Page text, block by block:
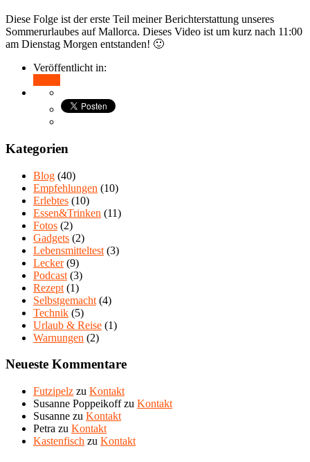
Diese Folge ist der erste Teil meiner Berichterstattung unseres
Sommerurlaubes auf Mallorca. Dieses Video ist um kurz nach 11:00
am Dienstag Morgen entstanden! 🙂
Veröffentlicht in:
Kategorien
Blog (40)
Empfehlungen (10)
Erlebtes (10)
Essen&Trinken (11)
Fotos (2)
Gadgets (2)
Lebensmitteltest (3)
Lecker(9)
Podcast (3)
Rezept (1)
Selbstgemacht (4)
Technik (5)
Urlaub & Reise (1)
Warnungen (2)
Neueste Kommentare
Futzipelz zu Kontakt
Susanne Poppeikoffzu Kontakt
Susanne zu Kontakt
Petra zu Kontakt
Kastenfisch zu Kontakt